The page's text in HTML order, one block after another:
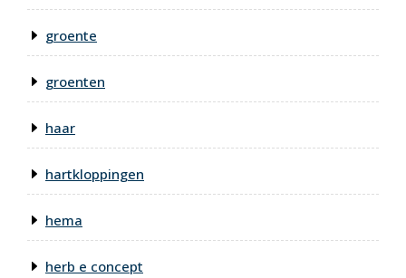
groente
groenten
haar
hartkloppingen
hema
herb e concept